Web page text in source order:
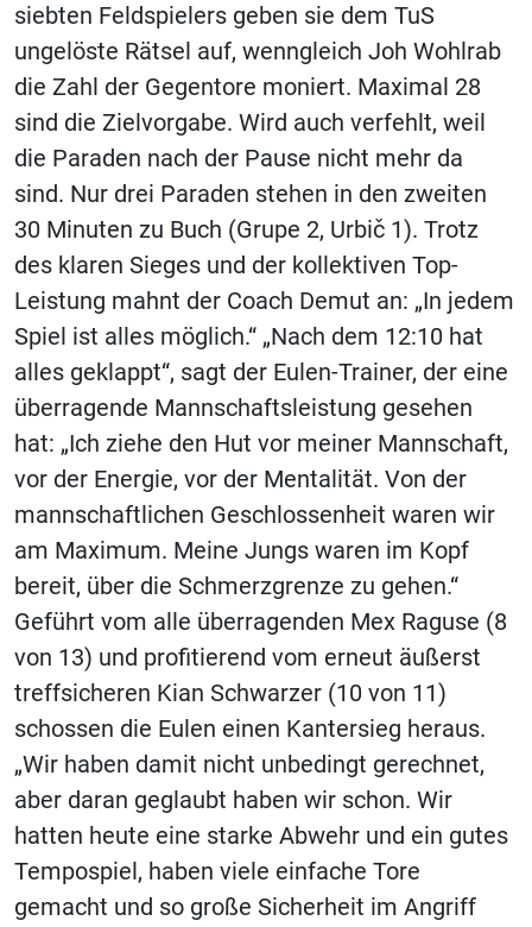
siebten Feldspielers geben sie dem TuS
ungelöste Rätsel auf, wenngleich Joh Wohlrab
die Zahl der Gegentore moniert. Maximal 28
sind die Zielvorgabe. Wird auch verfehlt, weil
die Paraden nach der Pause nicht mehr da
sind. Nur drei Paraden stehen in den zweiten
30 Minuten zu Buch (Grupe 2, Urbič 1). Trotz
des klaren Sieges und der kollektiven Top-
Leistung mahnt der Coach Demut an: „In jedem
Spiel ist alles möglich.“ „Nach dem 12:10 hat
alles geklappt“, sagt der Eulen-Trainer, der eine
überragende Mannschaftsleistung gesehen
hat: „Ich ziehe den Hut vor meiner Mannschaft,
vor der Energie, vor der Mentalität. Von der
mannschaftlichen Geschlossenheit waren wir
am Maximum. Meine Jungs waren im Kopf
bereit, über die Schmerzgrenze zu gehen.“
Geführt vom alle überragenden Mex Raguse (8
von 13) und profitierend vom erneut äußerst
treffsicheren Kian Schwarzer (10 von 11)
schossen die Eulen einen Kantersieg heraus.
„Wir haben damit nicht unbedingt gerechnet,
aber daran geglaubt haben wir schon. Wir
hatten heute eine starke Abwehr und ein gutes
Tempospiel, haben viele einfache Tore
gemacht und so große Sicherheit im Angriff